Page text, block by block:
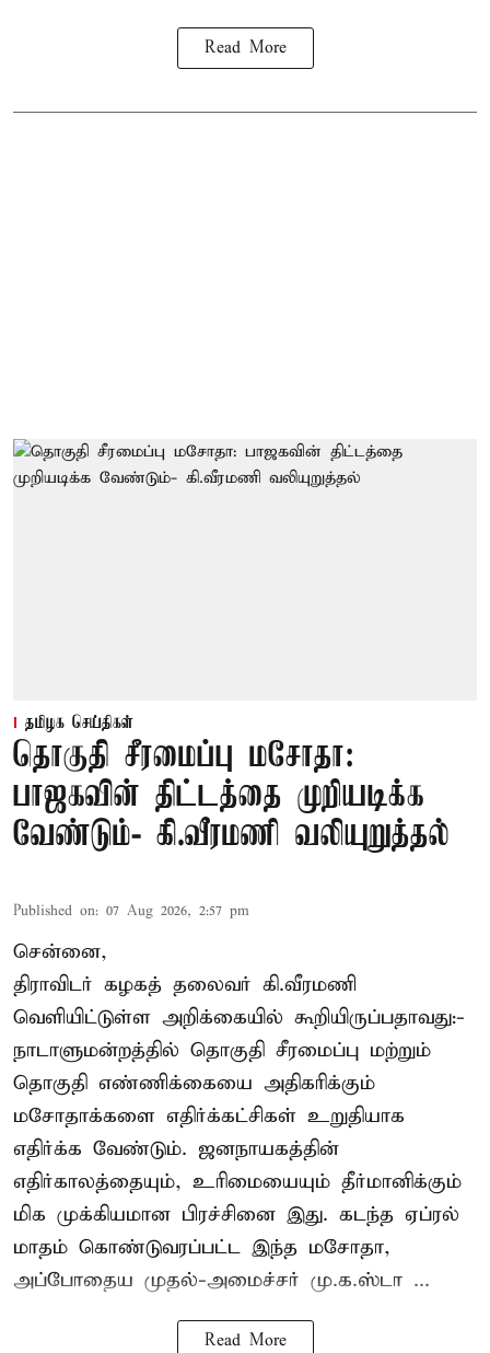
Read More
தமிழக செய்திகள்
தொகுதி சீரமைப்பு மசோதா:
பாஜகவின் திட்டத்தை முறியடிக்க
வேண்டும்- கி.வீரமணி வலியுறுத்தல்
Published on: 07 Aug 2026, 2:57 pm
சென்னை,
திராவிடர் கழகத் தலைவர் கி.வீரமணி
வெளியிட்டுள்ள அறிக்கையில் கூறியிருப்பதாவது:-
நாடாளுமன்றத்தில் தொகுதி சீரமைப்பு மற்றும்
தொகுதி எண்ணிக்கையை அதிகரிக்கும்
மசோதாக்களை எதிர்க்கட்சிகள் உறுதியாக
எதிர்க்க வேண்டும். ஜனநாயகத்தின்
எதிர்காலத்தையும், உரிமையையும் தீர்மானிக்கும்
மிக முக்கியமான பிரச்சினை இது. கடந்த ஏப்ரல்
மாதம் கொண்டுவரப்பட்ட இந்த மசோதா,
அப்போதைய முதல்-அமைச்சர் மு.க.ஸ்டா ...
Read More